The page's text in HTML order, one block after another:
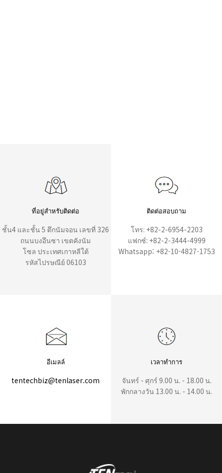
ที่อยู่สำหรับติดต่อ
ชั้น4 และชั้น 5 ตึกนัมจอน เลขที่ 326
ถนนบงอึนซา เขตคังนัม
โซล ประเทศเกาหลีใต้
รหัสไปรษณีย์ 06103
ติดต่อสอบถาม
โทร: +82-2-6954-2203
แฟกซ์: +82-2-3444-4999
Whatsapp: +82-10-4827-1753
อีเมลล์
tentechbiz@tenlaser.com
เวลาทำการ
จันทร์ - ศุกร์ 9.00 น. - 18.00 น.
พักกลางวัน 13.00 น. - 14.00 น.